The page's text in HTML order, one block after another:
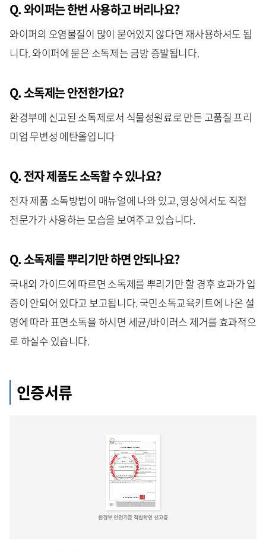
Q. 와이퍼는 한번 사용하고 버리나요?
와이퍼의 오염물질이 많이 묻어있지 않다면 재사용하셔도 됩
니다. 와이퍼에 묻은 소독제는 금방 증발됩니다.
Q. 소독제는 안전한가요?
환경부에 신고된 소독제로서 식물성원료로 만든 고품질 프리
미엄 무변성 에탄올입니다
Q. 전자 제품도 소독할 수 있나요?
전자 제품 소독방법이 매뉴얼에 나와 있고, 영상에서도 직접
전문가가 사용하는 모습을 보여주고 있습니다.
Q. 소독제를 뿌리기만 하면 안되나요?
국내외 가이드에 따르면 소독제를 뿌리기만 할 경후 효과가 입
증이 안되어 있다고 보고됩니다. 국민소독교육키트에 나온 설
명에 따라 표면소독을 하시면 세균/바이러스 제거를 효과적으
로 하실수 있습니다.
인증서류